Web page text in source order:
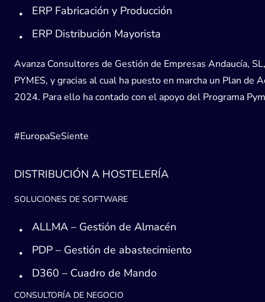
ERP Fabricación y Producción
ERP Distribución Mayorista
Avanza Consultores de Gestión de Empresas Andaucía,
PYMES, y gracias al cual ha puesto en marcha un Plan
2024. Para ello ha contado con el apoyo del Programa
#EuropaSeSiente
DISTRIBUCIÓN A HOSTELERÍA
SOLUCIONES DE SOFTWARE
ALLMA – Gestión de Almacén
PDP – Gestión de abastecimiento
D360 – Cuadro de Mando
CONSULTORÍA DE NEGOCIO